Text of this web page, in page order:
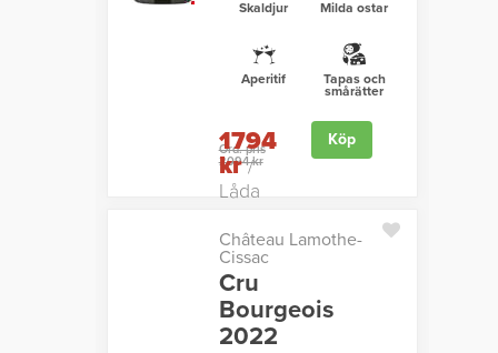
Skaldjur Milda ostar
Aperitif Tapas och
smårätter
Ord. pris
2094 kr
1794
kr/
Låda
Köp
Château Lamothe-
Cissac
Cru
Bourgeois
2022